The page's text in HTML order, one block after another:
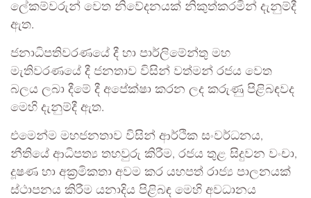
ලේකම්වරුන් වෙත නිවේදනයක් නිකුත්කරමින් දැනුම්දී
ඇත.
ජනාධිපතිවරණයේ දී හා පාර්ලිමේන්තු මහ
මැතිවරණයේ දී ජනතාව විසින් වත්මන් රජය වෙත
බලය ලබා දීමේ දී අපේක්ෂා කරන ලද කරුණු පිළිබඳවද
මෙහි දැනුම්දී ඇත.
එමෙන්ම මහජනතාව විසින් ආර්ථික සංවර්ධනය,
නීතියේ ආධිපත්‍ය තහවුරු කිරීම, රජය තුළ සිදුවන වංචා,
දූෂණ හා අක්‍රමිකතා අවම කර යහපත් රාජ්‍ය පාලනයක්
ස්ථාපනය කිරීම යනාදිය පිළිබඳ මෙහි අවධානය